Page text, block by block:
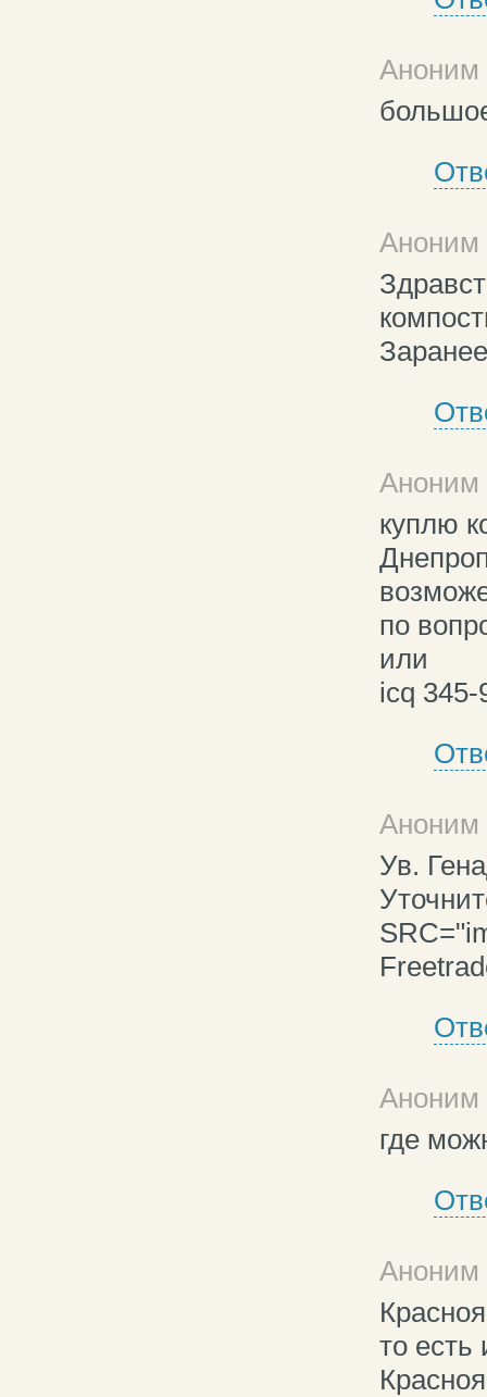
Аноним
Аноним
Аноним
куплю
по
или
icq 345-
Аноним
Ув.
Аноним
где
Аноним
то есть